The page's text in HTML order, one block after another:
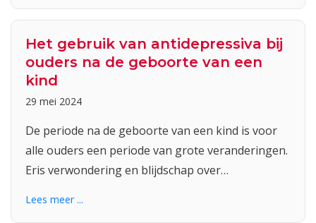
Het gebruik van antidepressiva bij
ouders na de geboorte van een
kind
29 mei 2024
De periode na de geboorte van een kind is voor
alle ouders een periode van grote veranderingen.
Eris verwondering en blijdschap over…
Lees meer ...